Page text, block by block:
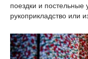
поездки и постельные
рукоприкладство или